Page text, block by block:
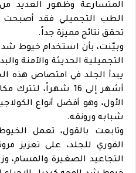
المتسارعة وظهور العديد
الطب التجميلي فقد
تحقق نتائج مميزة جداً.
وبيّنت، بأن استخدام خيوط
التجميلية الحديثة والآمنة
أشهر إلى 16 شهراً،
الأول، وهو أفضل أنواع
شبابه ورونقه.
وتابعت بالقول، تعمل
الفوري للجلد، على تعزيز
التجاعيد الصغيرة والمسام،